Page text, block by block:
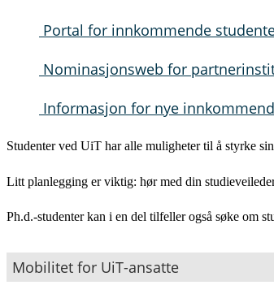
Portal for innkommende
Nominasjonsweb for
Informasjon for nye
Studenter ved UiT har alle muligheter til å styrke
Litt planlegging er viktig: hør med din
Ph.d.-studenter kan i en del tilfeller også søke om
Mobilitet for UiT-ansatte